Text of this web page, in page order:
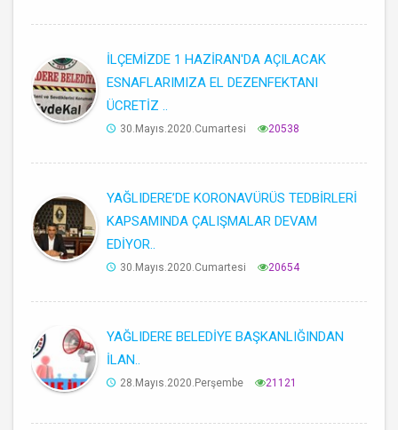
İLÇEMİZDE 1 HAZİRAN'DA AÇILACAK
ESNAFLARIMIZA EL DEZENFEKTANI
ÜCRETİZ ..
30.Mayıs.2020.Cumartesi 20538
YAĞLIDERE’DE KORONAVÜRÜS TEDBİRLERİ
KAPSAMINDA ÇALIŞMALAR DEVAM
EDİYOR..
30.Mayıs.2020.Cumartesi 20654
YAĞLIDERE BELEDİYE BAŞKANLIĞINDAN
İLAN..
28.Mayıs.2020.Perşembe 21121